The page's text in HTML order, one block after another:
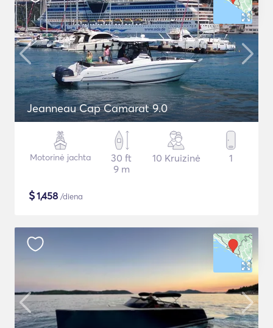
Jeanneau Cap Camarat 9.0
Motorinė jachta
30 ft
9 m
10 Kruizinė 1
$1,458 /diena